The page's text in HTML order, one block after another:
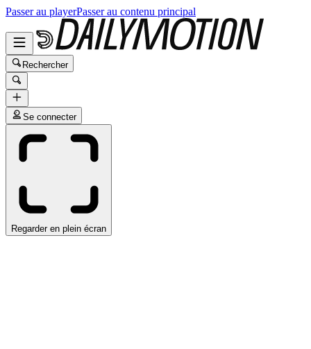
Passer au playerPasser au contenu principal
Rechercher
Se connecter
Regarder en plein écran